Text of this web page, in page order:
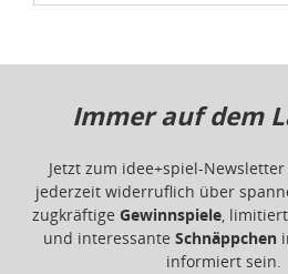
Immer auf dem
Jetzt zum idee+spiel-
jederzeit widerruflich über
zugkräftige Gewinnspiele,
und interessante Schnäppchen
informiert sein.